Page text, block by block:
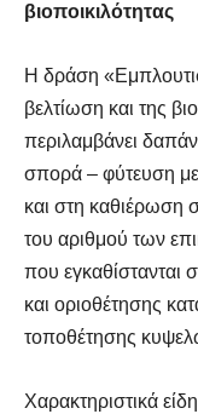
βιοποικιλότητας
Η δράση
βελτίωση και της
περιλαμβάνει
σπορά – φύτευση
και στη καθιέρωση
του αριθμού των
που εγκαθίστανται
και οριοθέτησης
τοποθέτησης
Χαρακτηριστικά